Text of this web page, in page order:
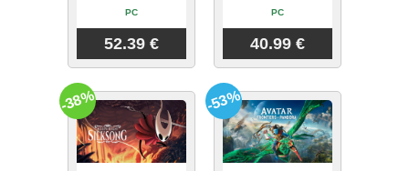
PC
52.39 €
PC
40.99 €
-38% -53%